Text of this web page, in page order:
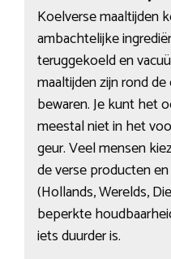
Koelverse maaltijden
ambachtelijke
teruggekoeld en
maaltijden zijn rond
bewaren. Je kunt het
meestal niet in het
geur. Veel mensen
de verse producten
(Hollands, Werelds,
beperkte
iets duurder is.